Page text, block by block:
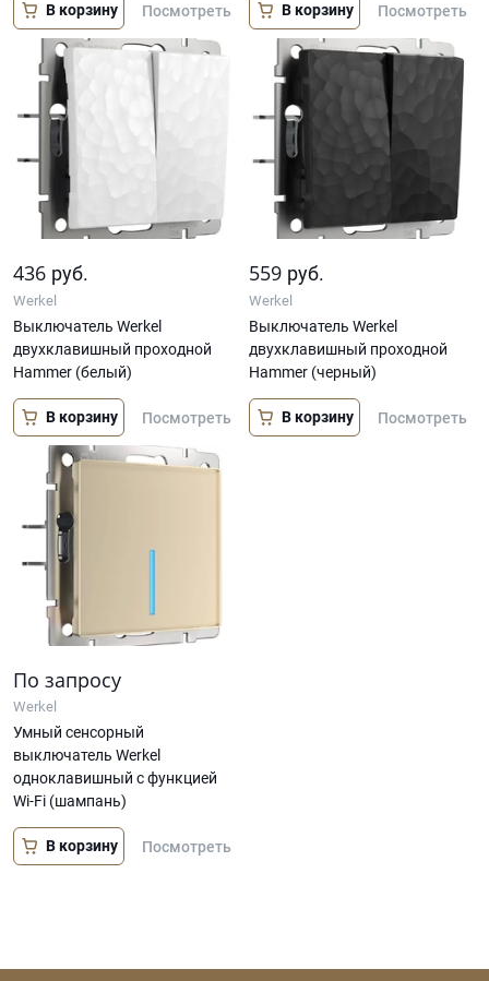
В корзину Посмотреть В корзину Посмотреть
436 руб.
Werkel
Выключатель Werkel
двухклавишный проходной
Hammer (белый)
В корзину Посмотреть
559 руб.
Werkel
Выключатель Werkel
двухклавишный проходной
Hammer (черный)
В корзину Посмотреть
По запросу
Werkel
Умный сенсорный
выключатель Werkel
одноклавишный с функцией
Wi-Fi (шампань)
В корзину Посмотреть